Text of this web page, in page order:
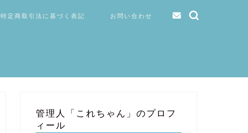
特定商取引法に基づく表記 お問い合わせ
管理人「これちゃん」のプロフ
ィール